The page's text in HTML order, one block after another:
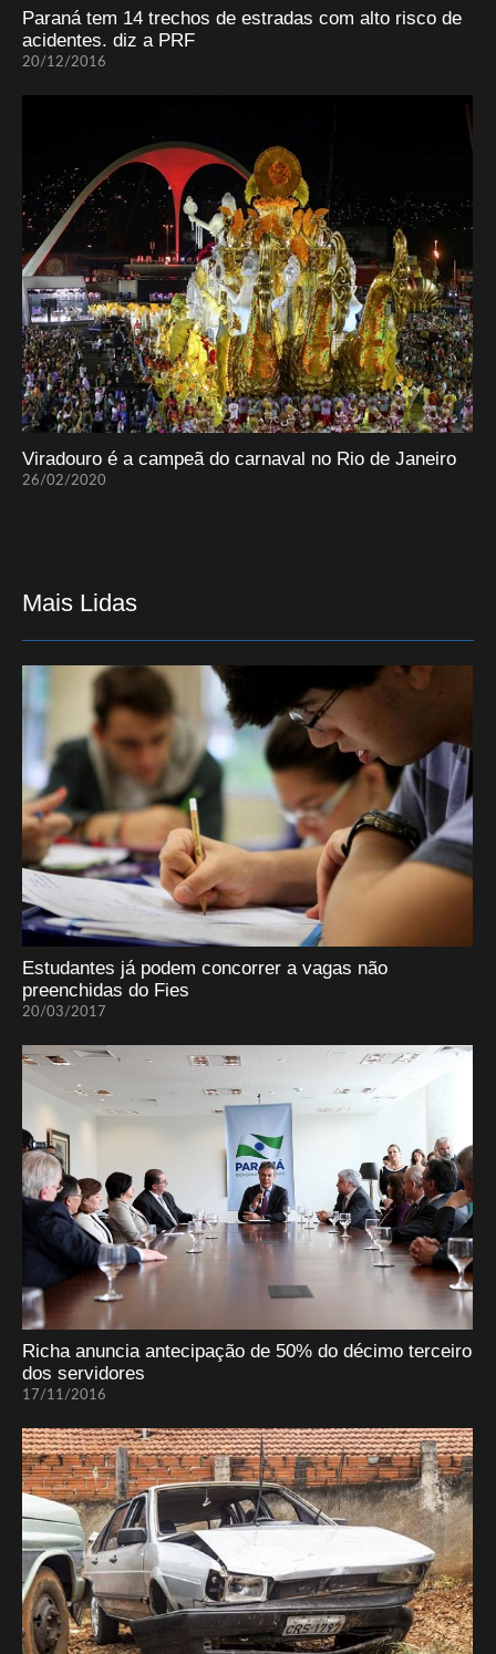
Paraná tem 14 trechos de estradas com alto risco de
acidentes. diz a PRF
20/12/2016
Viradouro é a campeã do carnaval no Rio de Janeiro
26/02/2020
Mais Lidas
Estudantes já podem concorrer a vagas não
preenchidas do Fies
20/03/2017
Richa anuncia antecipação de 50% do décimo terceiro
dos servidores
17/11/2016